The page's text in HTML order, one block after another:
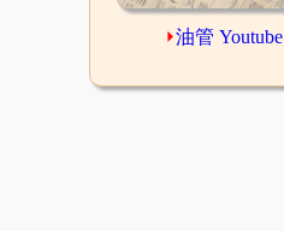
⏵油管 Youtube